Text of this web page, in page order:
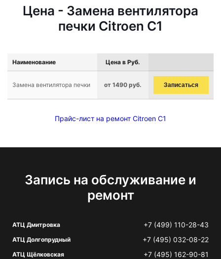
Цена - Замена вентилятора
печки Citroen C1
Наименование Цена в Руб.
Замена вентилятора печки от 1490 руб. Записаться
Прайс-лист на ремонт Citroen C1
Запись на обслуживание и
ремонт
АТЦ Дмитровка +7 (499) 110-28-43
АТЦ Долгопрудный +7 (495) 032-08-22
АТЦ Щёлковская +7 (495) 162-90-81